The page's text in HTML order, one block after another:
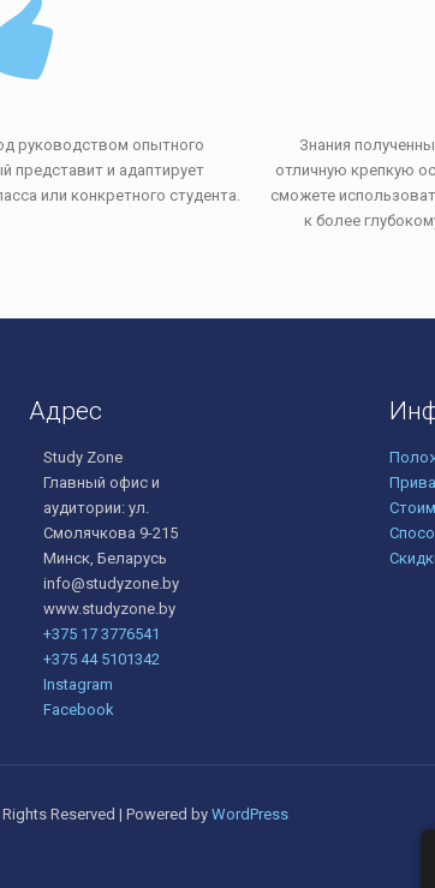
руководством опытного
представит и адаптирует
или конкретного студента.
Знания
отличную крепкую
сможете
к более
Адрес
Study Zone
Главный офис и
аудитории: ул.
Смолячкова 9-215
Минск, Беларусь
info@studyzone.by
www.studyzone.by
+375 17 3776541
+375 44 5101342
Instagram
Facebook
Reserved | Powered by WordPress